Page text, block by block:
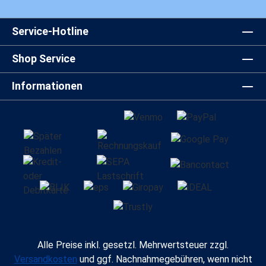
Service-Hotline
Shop Service
Informationen
Alle Preise inkl. gesetzl. Mehrwertsteuer zzgl.
Versandkosten und ggf. Nachnahmegebühren, wenn nicht